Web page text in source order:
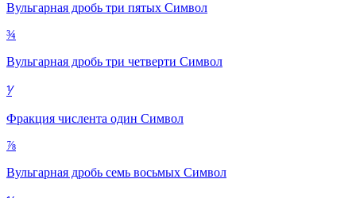
Вульгарная дробь три пятых Символ
¾
Вульгарная дробь три четверти Символ
⅟
Фракция числента один Символ
⅞
Вульгарная дробь семь восьмых Символ